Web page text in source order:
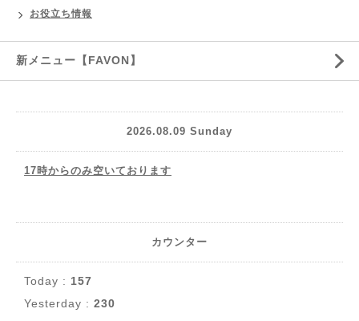
お役立ち情報
新メニュー【FAVON】
2026.08.09 Sunday
17時からのみ空いております
カウンター
Today : 157
Yesterday : 230